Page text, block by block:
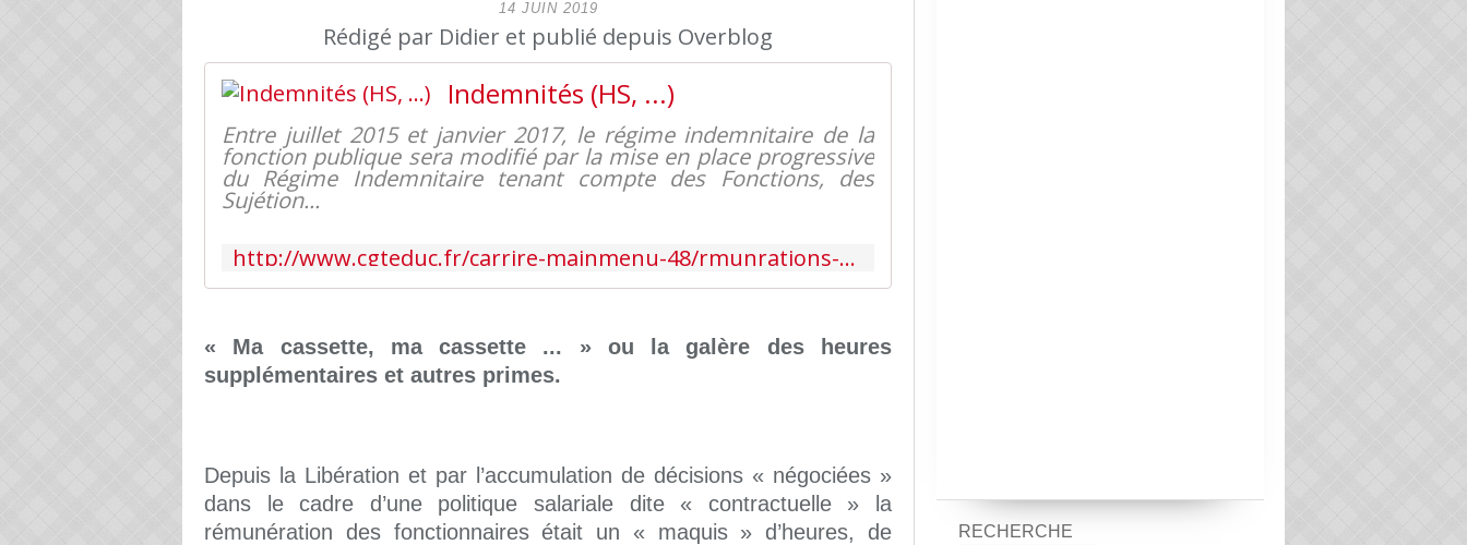
14 JUIN 2019
Rédigé par Didier et publié depuis Overblog
Indemnités (HS, ...)
Entre juillet 2015 et janvier 2017, le régime indemnitaire de la
fonction publique sera modifié par la mise en place progressive
du Régime Indemnitaire tenant compte des Fonctions, des
Sujétion...
http://www.cgteduc.fr/carrire-mainmenu-48/rmunrations-mainmenu-152/indemnits-hs-mainmenu-383
« Ma cassette, ma cassette ... » ou la galère des heures
supplémentaires et autres primes.
Depuis la Libération et par l’accumulation de décisions « négociées »
dans le cadre d’une politique salariale dite « contractuelle » la
rémunération des fonctionnaires était un « maquis » d’heures, de
RECHERCHE